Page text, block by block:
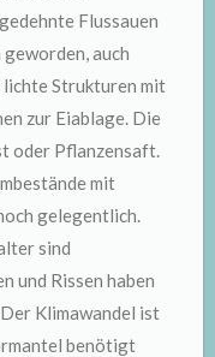
Flussauen
auch
Strukturen mit
zur Eiablage. Die
oder Pflanzensaft.
mit
gelegentlich.
sind
und Rissen haben
Klimawandel ist
benötigt